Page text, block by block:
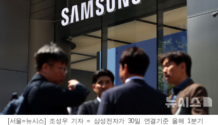
[서울=뉴시스] 조성우 기자 = 삼성전자가 30일 연결기준 올해 1분기